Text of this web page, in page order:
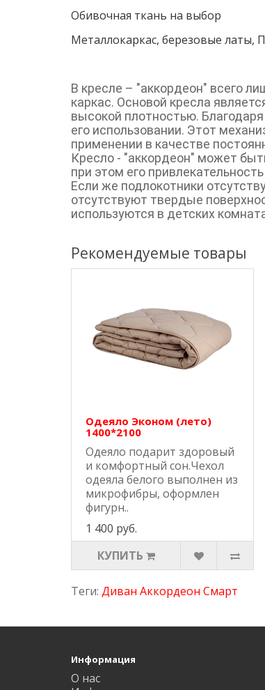
Обивочная ткань на выбор
Металлокаркас, березовые латы,
В кресле – "аккордеон" всего
каркас. Основой кресла
высокой плотностью.
его использовании. Этот
применении в качестве
Кресло - "аккордеон" может
при этом его
Если же подлокотники
отсутствуют твердые
используются в детских
Рекомендуемые товары
Одеяло Эконом (лето)
1400*2100
Одеяло подарит здоровый
и комфортный сон.Чехол
одеяла белого выполнен из
микрофибры, оформлен
фигурн..
1 400 руб.
КУПИТЬ
Теги: Диван Аккордеон Смарт
Информация
О нас